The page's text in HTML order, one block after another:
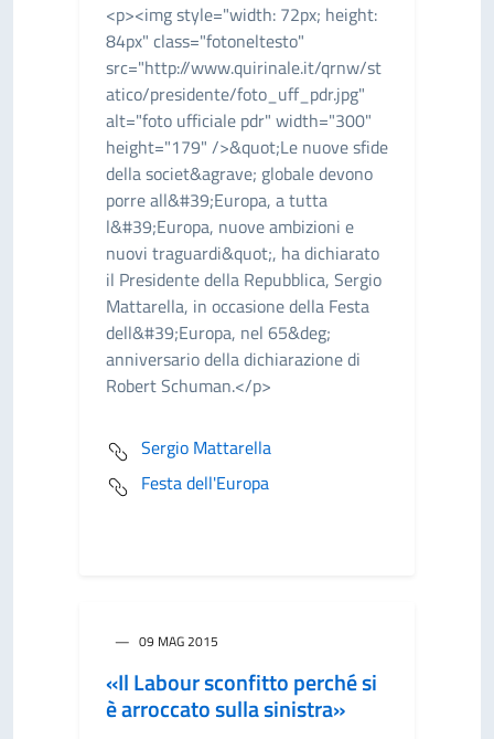
<p><img style="width: 72px; height:
84px" class="fotoneltesto"
src="http://www.quirinale.it/qrnw/st
atico/presidente/foto_uff_pdr.jpg"
alt="foto ufficiale pdr" width="300"
height="179" />&quot;Le nuove sfide
della societ&agrave; globale devono
porre all&#39;Europa, a tutta
l&#39;Europa, nuove ambizioni e
nuovi traguardi&quot;, ha dichiarato
il Presidente della Repubblica, Sergio
Mattarella, in occasione della Festa
dell&#39;Europa, nel 65&deg;
anniversario della dichiarazione di
Robert Schuman.</p>
Sergio Mattarella
Festa dell'Europa
09 MAG 2015
«Il Labour sconfitto perché si
è arroccato sulla sinistra»